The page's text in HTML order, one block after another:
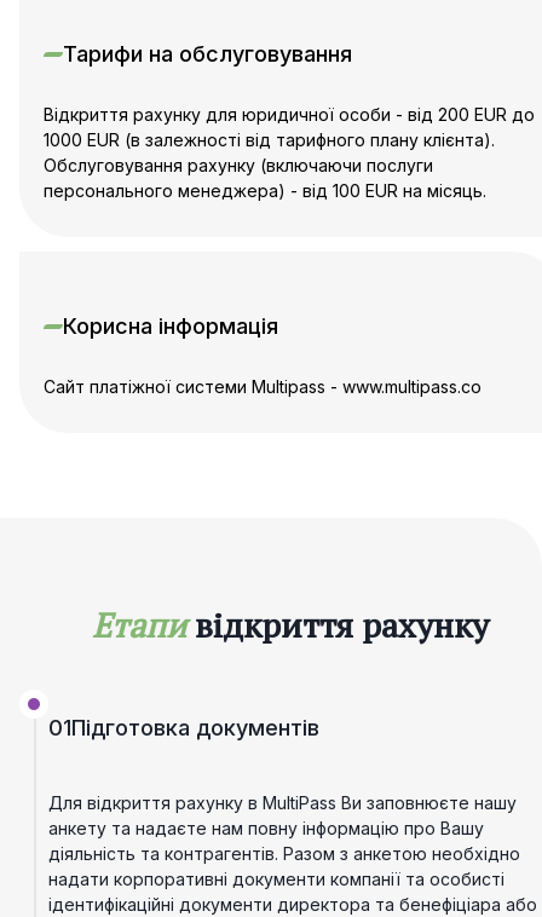
Тарифи на обслуговування
Відкриття рахунку для юридичної особи - від 200 EUR до
1000 EUR (в залежності від тарифного плану клієнта).
Обслуговування рахунку (включаючи послуги
персонального менеджера) - від 100 EUR на місяць.
Корисна інформація
Сайт платіжної системи Multipass - www.multipass.co
Етапи відкриття рахунку
01Підготовка документів
Для відкриття рахунку в MultiPass Ви заповнюєте нашу
анкету та надаєте нам повну інформацію про Вашу
діяльність та контрагентів. Разом з анкетою необхідно
надати корпоративні документи компанії та особисті
ідентифікаційні документи директора та бенефіціара або